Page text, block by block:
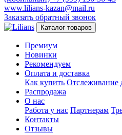
www.lilians-kazan@mail.ru
Заказать обратный звонок
Каталог товаров
Премиум
Новинки
Рекомендуем
Оплата и доставка
Как купить Отслеживание
Распродажа
О нас
Работа у нас Партнерам
Контакты
Отзывы